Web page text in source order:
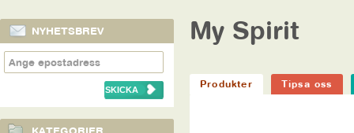
NYHETSBREV My Spirit
Produkter Tipsa oss